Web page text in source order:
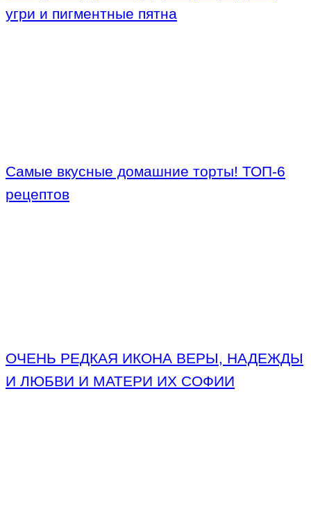
угри и пигментные пятна
Самые вкусные домашние торты! ТОП-6
рецептов
ОЧЕНЬ РЕДКАЯ ИКОНА ВЕРЫ, НАДЕЖДЫ
И ЛЮБВИ И МАТЕРИ ИХ СОФИИ